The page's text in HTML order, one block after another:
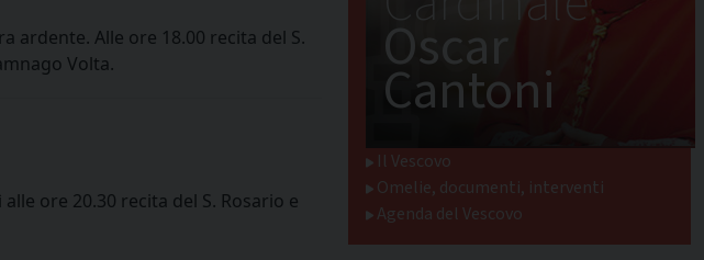
ardente. Alle ore 18.00 recita del S.
Volta.
ore 20.30 recita del S. Rosario e
Oscar
Cantoni
Il Vescovo
Omelie, documenti, interventi
Agenda del Vescovo